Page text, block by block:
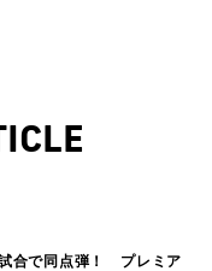
合で同点弾！ プレミア